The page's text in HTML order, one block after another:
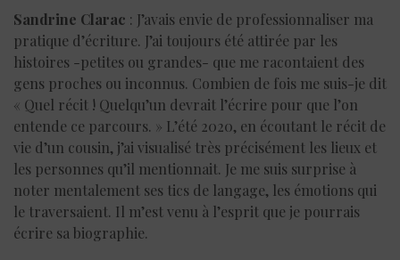
Sandrine Clarac : J’avais envie de professionnaliser ma
pratique d’écriture. J’ai toujours été attirée par les
histoires -petites ou grandes- que me racontaient des
gens proches ou inconnus. Combien de fois me suis-je dit
« Quel récit ! Quelqu’un devrait l’écrire pour que l’on
entende ce parcours. » L’été 2020, en écoutant le récit de
vie d’un cousin, j’ai visualisé très précisément les lieux et
les personnes qu’il mentionnait. Je me suis surprise à
noter mentalement ses tics de langage, les émotions qui
le traversaient. Il m’est venu à l’esprit que je pourrais
écrire sa biographie.